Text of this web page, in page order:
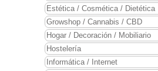
Estética / Cosmética / Dietética
Growshop / Cannabis / CBD
Hogar / Decoración / Mobiliario
Hostelería
Informática / Internet